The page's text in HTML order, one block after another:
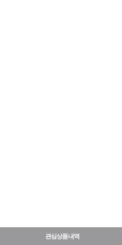
관심상품내역